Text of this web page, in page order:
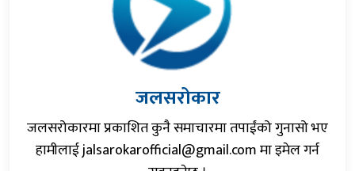
जलसरोकार
जलसरोकारमा प्रकाशित कुनै समाचारमा तपाईंको गुनासो भए
हामीलाईjalsarokarofficial@gmail.comमा इमेल गर्न